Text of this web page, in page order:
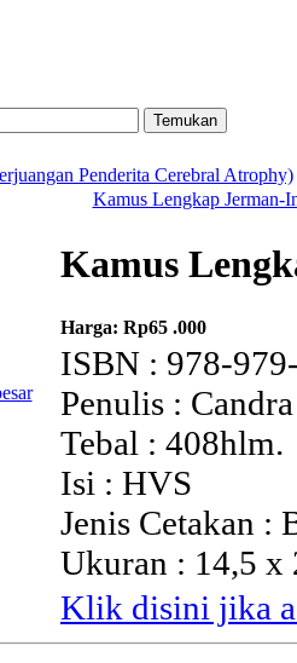
Penderita Cerebral Atrophy)
Kamus Lengkap Jerman-
Kamus
Harga: Rp65 .000
ISBN : 978-
Penulis :
Tebal : 408hlm.
Isi : HVS
Jenis Cetakan :
Ukuran : 14,5 x
Klik disini jika